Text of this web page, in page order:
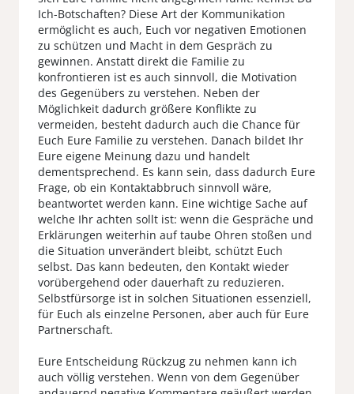
Ich-Botschaften? Diese Art der Kommunikation
ermöglicht es auch, Euch vor negativen Emotionen
zu schützen und Macht in dem Gespräch zu
gewinnen. Anstatt direkt die Familie zu
konfrontieren ist es auch sinnvoll, die Motivation
des Gegenübers zu verstehen. Neben der
Möglichkeit dadurch größere Konflikte zu
vermeiden, besteht dadurch auch die Chance für
Euch Eure Familie zu verstehen. Danach bildet Ihr
Eure eigene Meinung dazu und handelt
dementsprechend. Es kann sein, dass dadurch Eure
Frage, ob ein Kontaktabbruch sinnvoll wäre,
beantwortet werden kann. Eine wichtige Sache auf
welche Ihr achten sollt ist: wenn die Gespräche und
Erklärungen weiterhin auf taube Ohren stoßen und
die Situation unverändert bleibt, schützt Euch
selbst. Das kann bedeuten, den Kontakt wieder
vorübergehend oder dauerhaft zu reduzieren.
Selbstfürsorge ist in solchen Situationen essenziell,
für Euch als einzelne Personen, aber auch für Eure
Partnerschaft.
Eure Entscheidung Rückzug zu nehmen kann ich
auch völlig verstehen. Wenn von dem Gegenüber